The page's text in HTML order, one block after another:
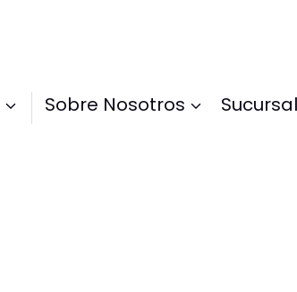
Sobre Nosotros